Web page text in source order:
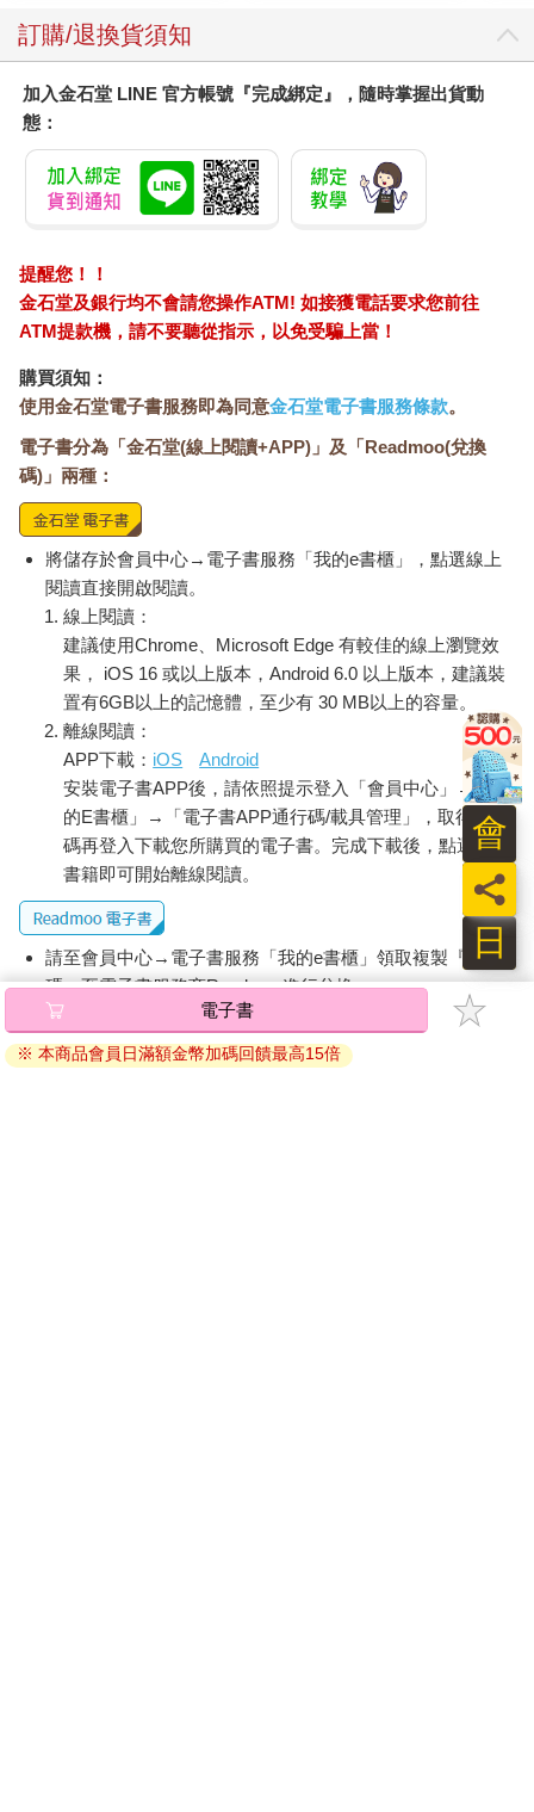
訂購/退換貨須知
加入金石堂 LINE 官方帳號『完成綁定』，隨時掌握出貨動
態：
提醒您！！
金石堂及銀行均不會請您操作ATM! 如接獲電話要求您前往
ATM提款機，請不要聽從指示，以免受騙上當！
購買須知：
使用金石堂電子書服務即為同意金石堂電子書服務條款。
電子書分為「金石堂(線上閱讀+APP)」及「Readmoo(兌換
碼)」兩種：
將儲存於會員中心→電子書服務「我的e書櫃」，點選線上
閱讀直接開啟閱讀。
線上閱讀：
建議使用Chrome、Microsoft Edge 有較佳的線上瀏覽效
果， iOS 16 或以上版本，Android 6.0 以上版本，建議裝
置有6GB以上的記憶體，至少有 30 MB以上的容量。
離線閱讀：
APP下載： iOS
Android
安裝電子書APP後，請依照提示登入「會員中心」→「我
的E書櫃」→「電子書APP通行碼/載具管理」，取得通行
碼再登入下載您所購買的電子書。完成下載後，點選任一
書籍即可開始離線閱讀。
請至會員中心→電子書服務「我的e書櫃」領取複製『兌換
碼』至電子書服務商Readmoo進行兌換。
退換貨須知：
因版權保護，您在金石堂所購買的電子書僅能以金石堂專屬
電子書
※ 本商品會員日滿額金幣加碼回饋最高15倍
日
員
會